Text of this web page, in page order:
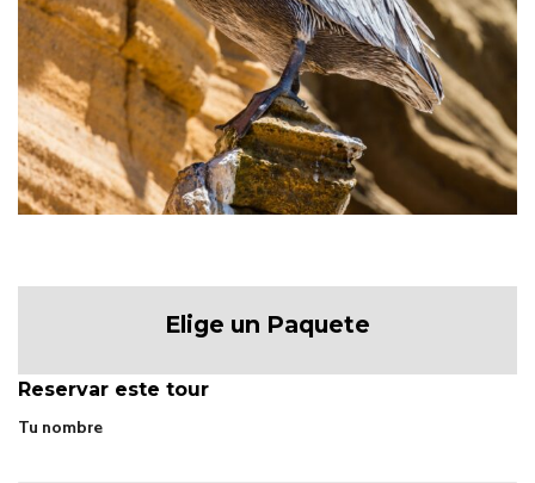
Elige un Paquete
Reservar este tour
Tu nombre